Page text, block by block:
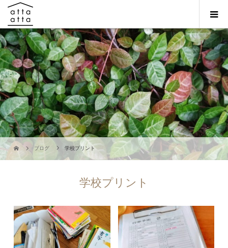
ブログ 学校プリント
学校プリント